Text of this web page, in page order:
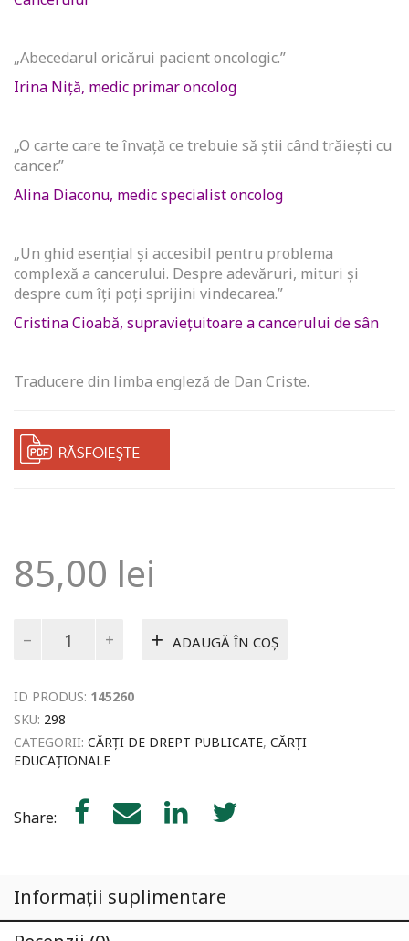
„Abecedarul oricărui pacient oncologic.”
Irina Niță, medic primar oncolog
„O carte care te învață ce trebuie să știi când trăiești cu
cancer.”
Alina Diaconu, medic specialist oncolog
„Un ghid esențial și accesibil pentru problema
complexă a cancerului. Despre adevăruri, mituri și
despre cum îți poți sprijini vindecarea.”
Cristina Cioabă, supraviețuitoare a cancerului de sân
Traducere din limba engleză de Dan Criste.
85,00 lei
Harta
Dr.
Liz
O’Riordan
ADAUGĂ ÎN COȘ
ID PRODUS: 145260
SKU: 298
CATEGORII: CĂRȚI DE DREPT PUBLICATE, CĂRȚI
EDUCAȚIONALE
Share:
Informații suplimentare